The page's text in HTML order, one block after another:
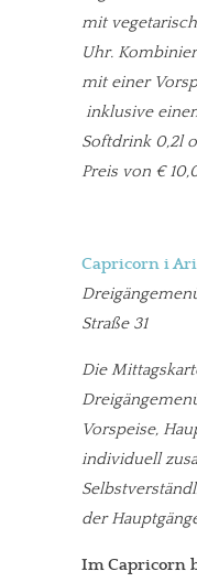
mit
Uhr.
mit einer
inklusive
Softdrink 0,2l
Preis von €
Capricorn i
Straße 31
Die
Vorspeise,
individuell
der
Im Capricorn